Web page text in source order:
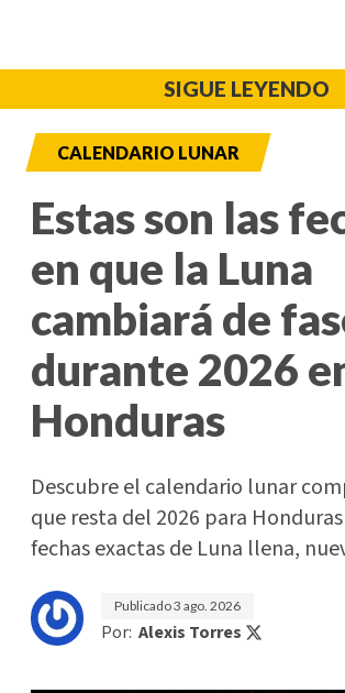
SIGUE LEYENDO
CALENDARIO LUNAR
Estas son las
en que la Luna
cambiará de
durante 2026
Honduras
Descubre el calendario lunar
que resta del 2026 para
fechas exactas de Luna llena,
Publicado3 ago. 2026
Por: Alexis Torres